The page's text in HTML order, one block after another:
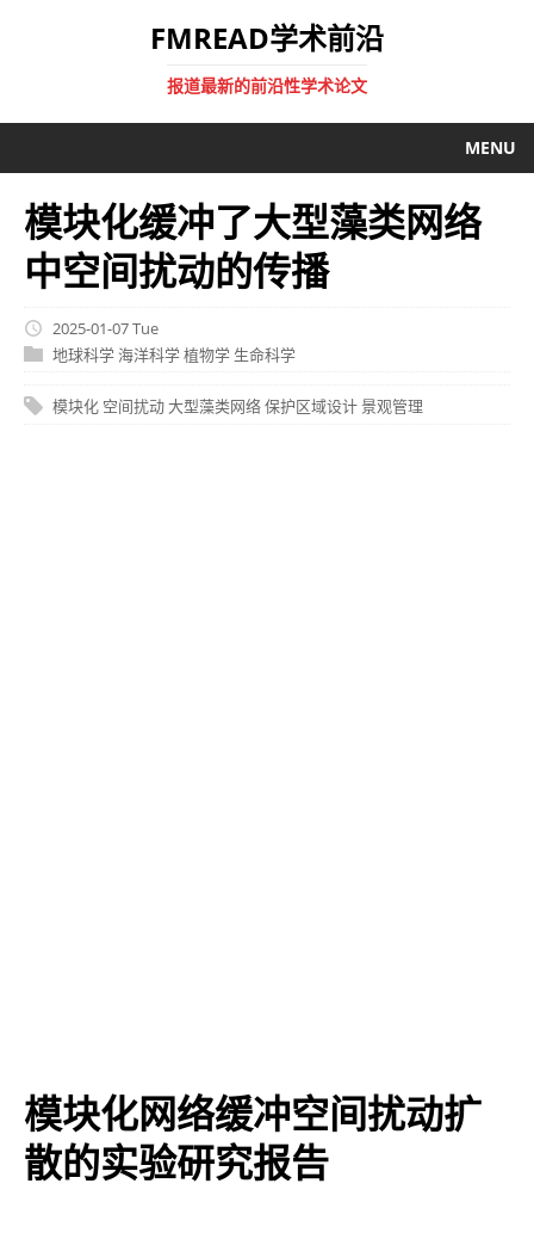
FMREAD学术前沿
报道最新的前沿性学术论文
MENU
模块化缓冲了大型藻类网络
中空间扰动的传播
2025-01-07 Tue
地球科学 海洋科学植物学 生命科学
模块化 空间扰动大型藻类网络保护区域设计景观管理
模块化网络缓冲空间扰动扩
散的实验研究报告